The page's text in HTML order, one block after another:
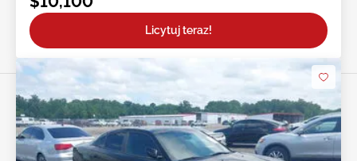
Licytuj teraz!